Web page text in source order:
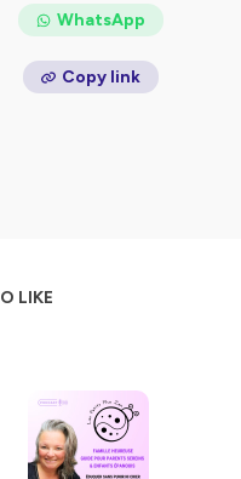
⭐⭐⭐⭐⭐
en
WhatsApp
Copy link
LIKE